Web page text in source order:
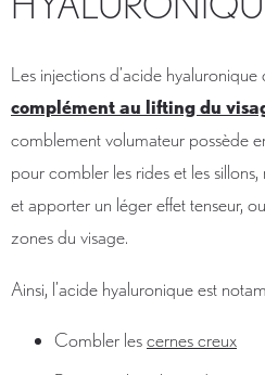
Les injections d’acide
complément au lifting du
comblement volumateur possède
pour combler les rides et les
et apporter un léger effet tenseur,
zones du visage.
Ainsi, l’acide hyaluronique est
Combler lescernes creux